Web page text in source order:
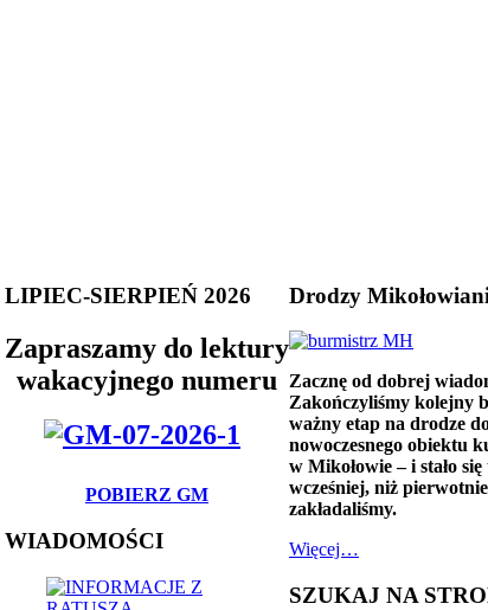
LIPIEC-SIERPIEŃ 2026
Zapraszamy do lektury
wakacyjnego numeru
POBIERZ GM
WIADOMOŚCI
Drodzy
Zacznę od dobrej
Zakończyliśmy kolejny
ważny etap na drodze
nowoczesnego obiektu
w Mikołowie – i stało się
wcześniej, niż pierwotnie
zakładaliśmy.
Więcej…
SZUKAJ NA